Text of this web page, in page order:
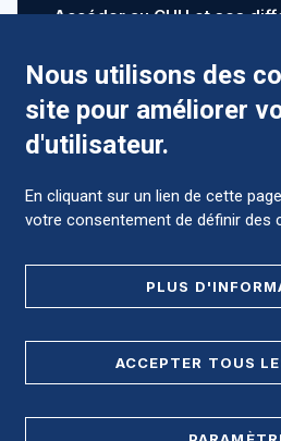
Accéder au CHU et ses
Comment préparer mon
PLAN DE
Nous utilisons des
site pour améliorer
d'utilisateur.
En cliquant sur un lien de cette
votre consentement de définir des
PLUS
ACCEPTER TOUS